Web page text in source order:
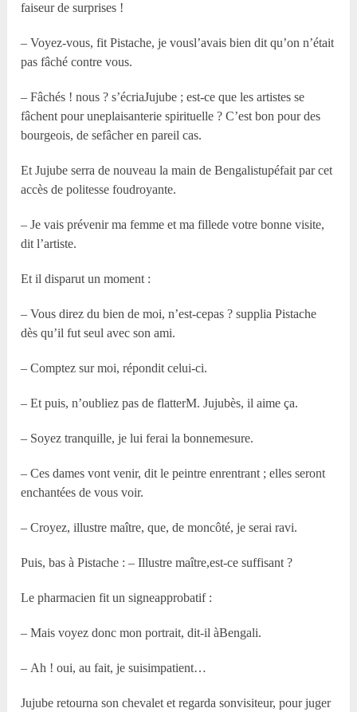
faiseur de surprises !
– Voyez-vous, fit Pistache, je vousl’avais bien dit qu’on n’était
pas fâché contre vous.
– Fâchés ! nous ? s’écriaJujube ; est-ce que les artistes se
fâchent pour uneplaisanterie spirituelle ? C’est bon pour des
bourgeois, de sefâcher en pareil cas.
Et Jujube serra de nouveau la main de Bengalistupéfait par cet
accès de politesse foudroyante.
– Je vais prévenir ma femme et ma fillede votre bonne visite,
dit l’artiste.
Et il disparut un moment :
– Vous direz du bien de moi, n’est-cepas ? supplia Pistache
dès qu’il fut seul avec son ami.
– Comptez sur moi, répondit celui-ci.
– Et puis, n’oubliez pas de flatterM. Jujubès, il aime ça.
– Soyez tranquille, je lui ferai la bonnemesure.
– Ces dames vont venir, dit le peintre enrentrant ; elles seront
enchantées de vous voir.
– Croyez, illustre maître, que, de moncôté, je serai ravi.
Puis, bas à Pistache : – Illustre maître,est-ce suffisant ?
Le pharmacien fit un signeapprobatif :
– Mais voyez donc mon portrait, dit-il àBengali.
– Ah ! oui, au fait, je suisimpatient…
Jujube retourna son chevalet et regarda sonvisiteur, pour juger